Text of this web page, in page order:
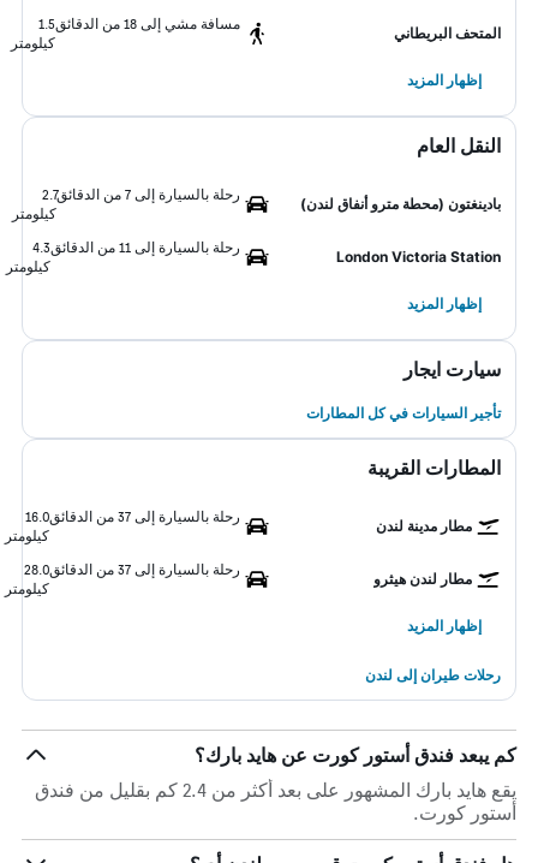
المتحف البريطاني
مسافة مشي إلى 18 من الدقائق
1.5
كيلومتر
إظهار المزيد
النقل العام
بادينغتون (محطة مترو أنفاق لندن)
رحلة بالسيارة إلى 7 من الدقائق
2.7
كيلومتر
London Victoria Station
رحلة بالسيارة إلى 11 من الدقائق
4.3
كيلومتر
إظهار المزيد
سيارت ايجار
تأجير السيارات في كل المطارات
المطارات القريبة
مطار مدينة لندن
رحلة بالسيارة إلى 37 من الدقائق
16.0
كيلومتر
مطار لندن هيثرو
رحلة بالسيارة إلى 37 من الدقائق
28.0
كيلومتر
إظهار المزيد
رحلات طيران إلى لندن
كم يبعد فندق أستور كورت عن هايد بارك؟
يقع هايد بارك المشهور على بعد أكثر من 2.4 كم بقليل من فندق
أستور كورت.